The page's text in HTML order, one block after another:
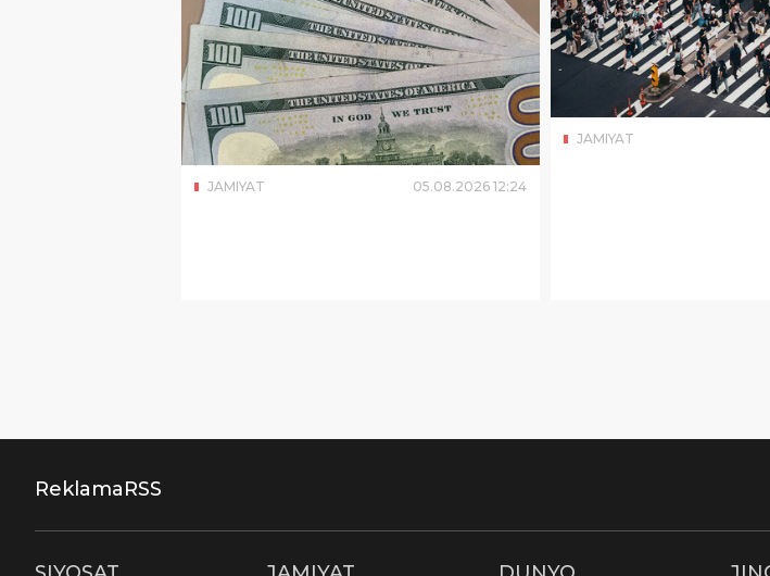
JAMIYAT 05.08.2026 12:24
JAMIYAT
ReklamaRSS